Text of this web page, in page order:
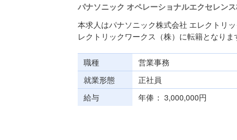
パナソニック オペレーショナルエクセレン
本求人はパナソニック株式会社 エレクトリ
レクトリックワークス（株）に転籍となりま
職種
営業事務
就業形態
正社員
給与
年俸 3,000,000円